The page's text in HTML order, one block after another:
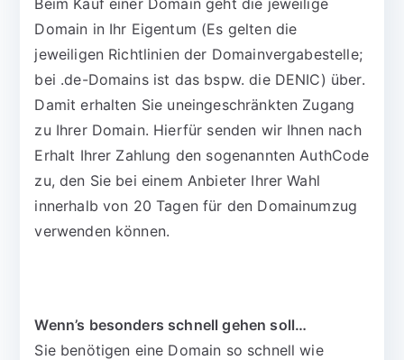
Beim Kauf einer Domain geht die jeweilige
Domain in Ihr Eigentum (Es gelten die
jeweiligen Richtlinien der Domainvergabestelle;
bei .de-Domains ist das bspw. die DENIC) über.
Damit erhalten Sie uneingeschränkten Zugang
zu Ihrer Domain. Hierfür senden wir Ihnen nach
Erhalt Ihrer Zahlung den sogenannten AuthCode
zu, den Sie bei einem Anbieter Ihrer Wahl
innerhalb von 20 Tagen für den Domainumzug
verwenden können.
Wenn’s besonders schnell gehen soll…
Sie benötigen eine Domain so schnell wie